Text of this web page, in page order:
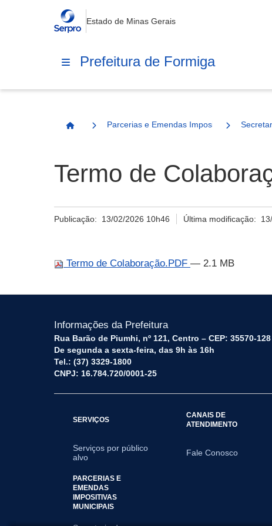
Estado de Minas Gerais
Prefeitura de Formiga
Página Inicial
Parcerias e Emendas Impositivas Municipais
Termo de
Publicação: 13/02/2026 10h46 Última modificação:
Termo de Colaboração.PDF — 2.1 MB
Informações da Prefeitura
Rua Barão de Piumhi, nº 121, Centro – CEP: 35570-128
De segunda a sexta-feira, das 9h às 16h
Tel.: (37) 3329-1800
CNPJ: 16.784.720/0001-25
SERVIÇOS
Serviços por público
alvo
CANAIS DE
ATENDIMENTO
Fale Conosco
PARCERIAS E
EMENDAS
IMPOSITIVAS
MUNICIPAIS